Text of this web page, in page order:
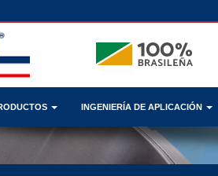
INGENIERÍA DE APLICACIÓN